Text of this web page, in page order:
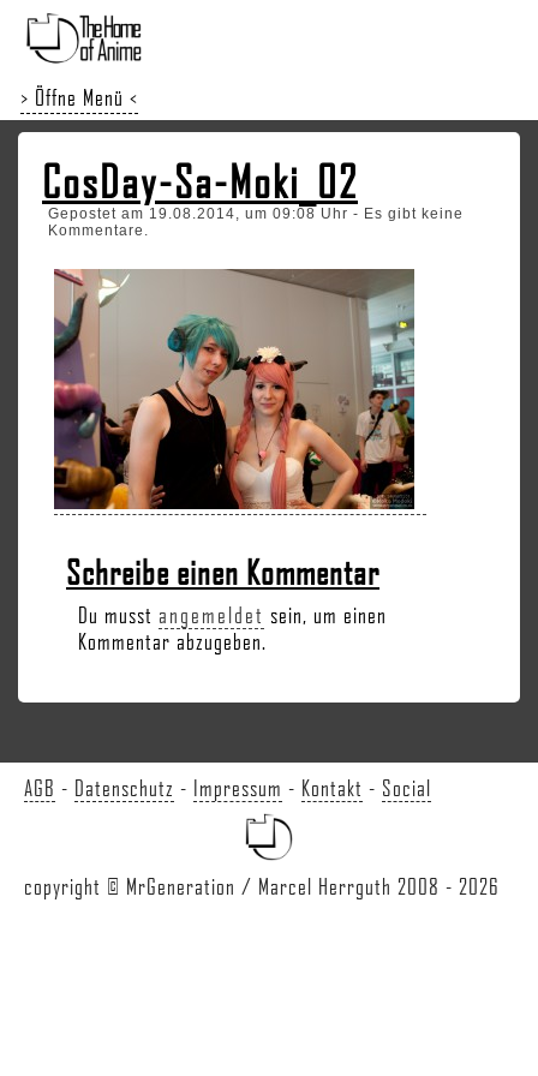
> Öffne Menü <
CosDay-Sa-Moki_02
Gepostet am 19.08.2014, um 09:08 Uhr - Es gibt keine
Kommentare.
Schreibe einen Kommentar
Du musst angemeldet sein, um einen
Kommentar abzugeben.
AGB - Datenschutz - Impressum - Kontakt - Social
copyright © MrGeneration / Marcel Herrguth 2008 - 2026